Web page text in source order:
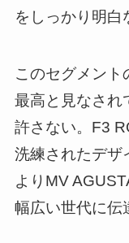
をしっかり明白
このセグメント
最高と見なされ
許さない。F3
洗練されたデザ
よりMV
幅広い世代に伝